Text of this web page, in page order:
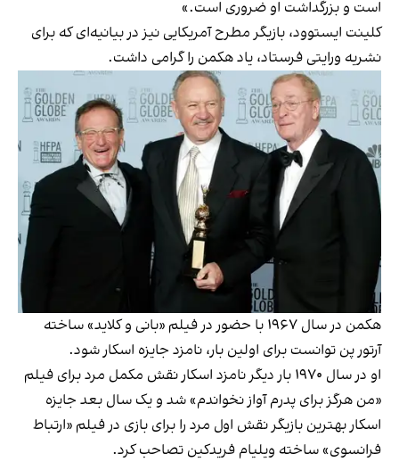
است و بزرگداشت او ضروری است.»
کلینت ایستوود، بازیگر مطرح آمریکایی نیز در بیانیه‌ای که برای
نشریه ورایتی فرستاد، یاد هکمن را گرامی داشت.
هکمن در سال ۱۹۶۷ با حضور در فیلم «بانی و کلاید» ساخته
آرتور پن توانست برای اولین بار، نامزد جایزه اسکار شود.
او در سال ۱۹۷۰ بار دیگر نامزد اسکار نقش مکمل مرد برای فیلم
«من هرگز برای پدرم آواز نخواندم» شد و یک سال بعد جایزه
اسکار بهترین بازیگر نقش اول مرد را برای بازی در فیلم «ارتباط
فرانسوی» ساخته ویلیام فریدکین تصاحب کرد.